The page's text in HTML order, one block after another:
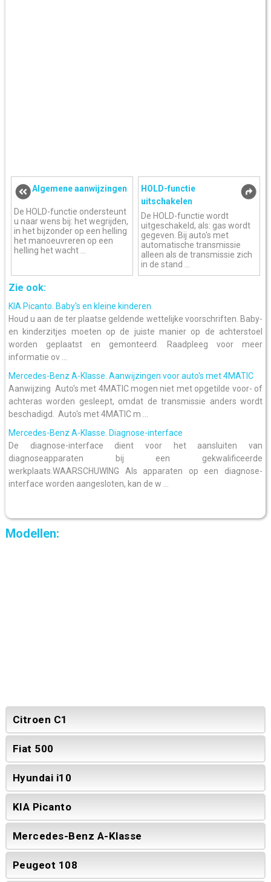
Algemene aanwijzingen
De HOLD-functie ondersteunt
u naar wens bij: het wegrijden,
in het bijzonder op een helling
het manoeuvreren op een
helling het wacht ...
HOLD-functie
uitschakelen
De HOLD-functie wordt
uitgeschakeld, als: gas wordt
gegeven. Bij auto's met
automatische transmissie
alleen als de transmissie zich
in de stand ...
Zie ook:
KIA Picanto. Baby's en kleine kinderen
Houd u aan de ter plaatse geldende wettelijke voorschriften. Baby-
en kinderzitjes moeten op de juiste manier op de achterstoel
worden geplaatst en gemonteerd. Raadpleeg voor meer
informatie ov ...
Mercedes-Benz A-Klasse. Aanwijzingen voor auto's met 4MATIC
Aanwijzing Auto's met 4MATIC mogen niet met opgetilde voor- of
achteras worden gesleept, omdat de transmissie anders wordt
beschadigd. Auto's met 4MATIC m ...
Mercedes-Benz A-Klasse. Diagnose-interface
De diagnose-interface dient voor het aansluiten van
diagnoseapparaten bij een gekwalificeerde
werkplaats.WAARSCHUWING Als apparaten op een diagnose-
interface worden aangesloten, kan de w ...
Modellen:
Citroen C1
Fiat 500
Hyundai i10
KIA Picanto
Mercedes-Benz A-Klasse
Peugeot 108